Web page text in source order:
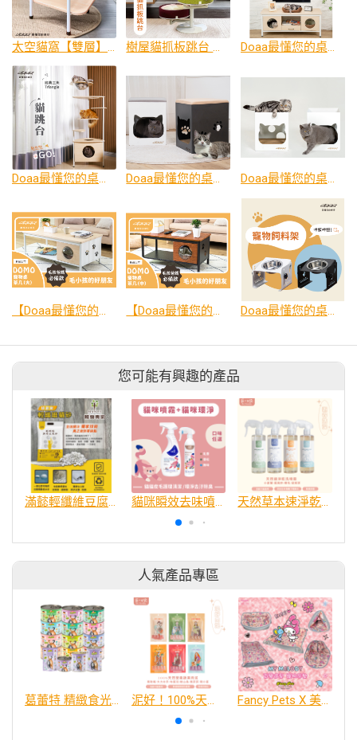
太空貓窩【雙層】太空艙 太空罩貓窩 樹屋貓抓板跳台 貓跳台 貓塔 貓爬架 貓玩具 Doaa最懂您的桌仔｜DOMO寵物電視櫃 人寵共用 貓窩 貓家具 貓咪電視櫃 寵物家具 貓洞設計 雙開放式貓窩
Doaa最懂您的桌仔 X 毛小孩｜Triangle經典三角貓跳台 貓跳台 貓塔 貓爬架 貓玩具 Doaa最懂您的桌仔 ｜Abui貓抓屋椅墊款 貓抓板窩 椅墊款 人寵共用 貓玩具 寵物家具 貓椅凳 貓家具 Doaa最懂您的桌仔 x 毛小孩｜Abui貓抓屋雙層抓板款 貓抓板窩 人寵共用 貓玩具 寵物家具 貓家具
Doaa最懂您的桌仔 X 毛小孩｜貓咪飼料架 寵物飼料架 寵物碗架 寵物碗 寵物餐桌 貓餐碗 可調節 黃金15度
您可能有興趣的產品
滿懿輕纖維豆腐貓砂 貓咪瞬效去味噴霧300ml+貓咪環淨去污噴劑450ml 天然草本速淨乾洗噴霧系列300ml
人氣產品專區
葛蕾特 精緻食光 主食貓罐、貓餐包 泥好！100%天然營養蔬果肉泥 Fancy Pets X 美樂蒂 百變造型寵物睡床墊